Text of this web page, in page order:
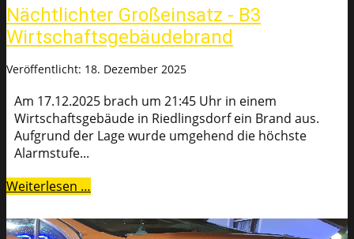
Nächtlichter Großeinsatz - B3
Wirtschaftsgebäudebrand
Veröffentlicht: 18. Dezember 2025
Am 17.12.2025 brach um 21:45 Uhr in einem
Wirtschaftsgebäude in Riedlingsdorf ein Brand aus.
Aufgrund der Lage wurde umgehend die höchste
Alarmstufe...
Weiterlesen …